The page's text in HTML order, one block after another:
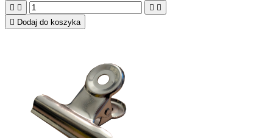
   
 Dodaj do koszyka